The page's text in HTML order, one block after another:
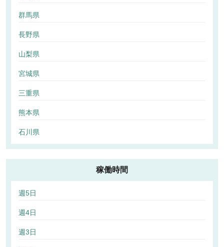
群馬県
長野県
山梨県
宮城県
三重県
熊本県
石川県
稼働時間
週5日
週4日
週3日